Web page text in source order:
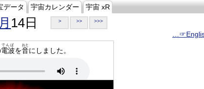
データ 宇宙カレンダー 宇宙 xR
14日 > >> >>>
電波
でんぱ
を音
おと
にしました。